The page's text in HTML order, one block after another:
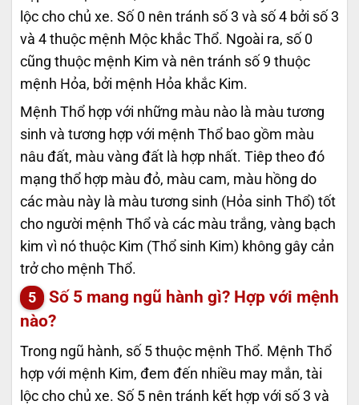
lộc cho chủ xe. Số 0 nên tránh số 3 và số 4 bởi số 3
và 4 thuộc mệnh Mộc khắc Thổ. Ngoài ra, số 0
cũng thuộc mệnh Kim và nên tránh số 9 thuộc
mệnh Hỏa, bởi mệnh Hỏa khắc Kim.
Mệnh Thổ hợp với những màu nào là màu tương
sinh và tương hợp với mệnh Thổ bao gồm màu
nâu đất, màu vàng đất là hợp nhất. Tiêp theo đó
mạng thổ hợp màu đỏ, màu cam, màu hồng do
các màu này là màu tương sinh (Hỏa sinh Thổ) tốt
cho người mệnh Thổ và các màu trắng, vàng bạch
kim vì nó thuộc Kim (Thổ sinh Kim) không gây cản
trở cho mệnh Thổ.
Số 5 mang ngũ hành gì? Hợp với mệnh
nào?
Trong ngũ hành, số 5 thuộc mệnh Thổ. Mệnh Thổ
hợp với mệnh Kim, đem đến nhiều may mắn, tài
lộc cho chủ xe. Số 5 nên tránh kết hợp với số 3 và